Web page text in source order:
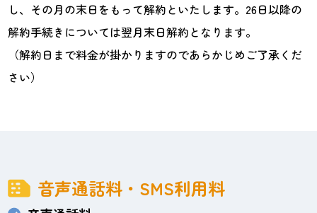
し、その月の末日をもって解約といたします。26日以降の
解約手続きについては翌月末日解約となります。
（解約日まで料金が掛かりますのであらかじめご了承くだ
さい）
音声通話料・SMS利用料